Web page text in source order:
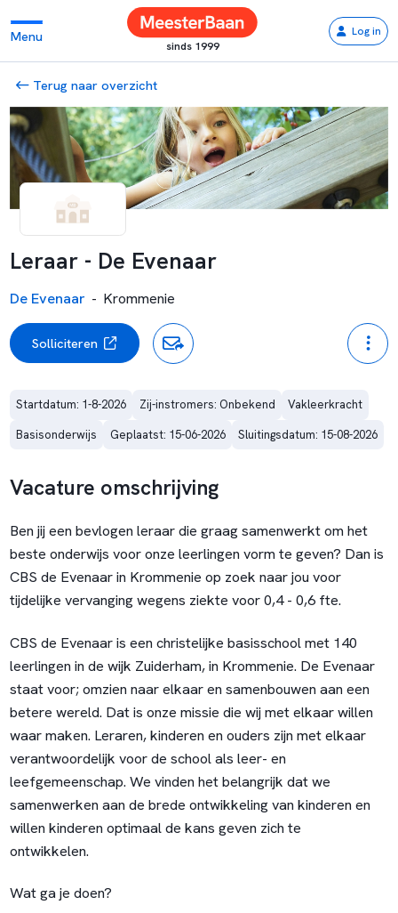
Menu
sinds 1999
Log in
Terug naar overzicht
Leraar - De Evenaar
De Evenaar - Krommenie
Solliciteren
Startdatum: 1-8-2026 Zij-instromers: Onbekend
Vakleerkracht
Basisonderwijs
Geplaatst: 15-06-2026 Sluitingsdatum: 15-08-2026
Vacature omschrijving
Ben jij een bevlogen leraar die graag samenwerkt om het
beste onderwijs voor onze leerlingen vorm te geven? Dan is
CBS de Evenaar in Krommenie op zoek naar jou voor
tijdelijke vervanging wegens ziekte voor 0,4 - 0,6 fte.
CBS de Evenaar is een christelijke basisschoolmet 140
leerlingen in de wijk Zuiderham,in Krommenie. De Evenaar
staat voor; omzien naar elkaaren samenbouwen aan een
betere wereld. Dat is onze missie die wij met elkaarwillen
waarmaken. Leraren, kinderen en ouders zijn met elkaar
verantwoordelijk voor de school als leer- en
leefgemeenschap. We vinden het belangrijk dat we
samenwerken aan de brede ontwikkeling van kinderen en
willen kinderen optimaal de kans geven zich te
ontwikkelen.
Wat ga je doen?